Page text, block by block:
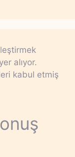
alıyor.
kabul etmiş